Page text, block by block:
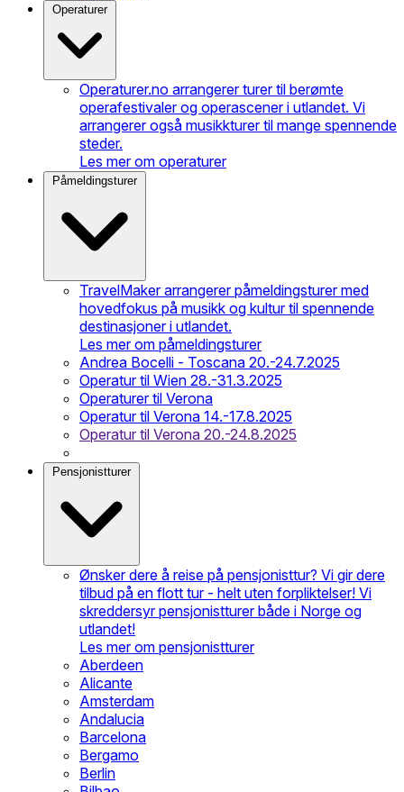
Operaturer
Operaturer.no arrangerer turer til berømte
operafestivaler og operascener i utlandet. Vi
arrangerer også musikkturer til mange spennende
steder.
Les mer om operaturer
Påmeldingsturer
TravelMaker arrangerer påmeldingsturer med
hovedfokus på musikk og kultur til spennende
destinasjoner i utlandet.
Les mer om påmeldingsturer
Andrea Bocelli - Toscana 20.-24.7.2025
Operatur til Wien 28.-31.3.2025
Operaturer til Verona
Operatur til Verona 14.-17.8.2025
Operatur til Verona 20.-24.8.2025
Pensjonistturer
Ønsker dere å reise på pensjonisttur? Vi gir dere
tilbud på en flott tur - helt uten forpliktelser! Vi
skreddersyr pensjonistturer både i Norge og
utlandet!
Les mer om pensjonistturer
Aberdeen
Alicante
Amsterdam
Andalucia
Barcelona
Bergamo
Berlin